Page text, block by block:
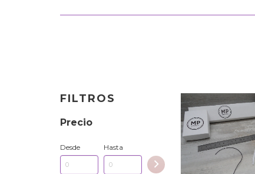
FILTROS
Precio
Desde Hasta